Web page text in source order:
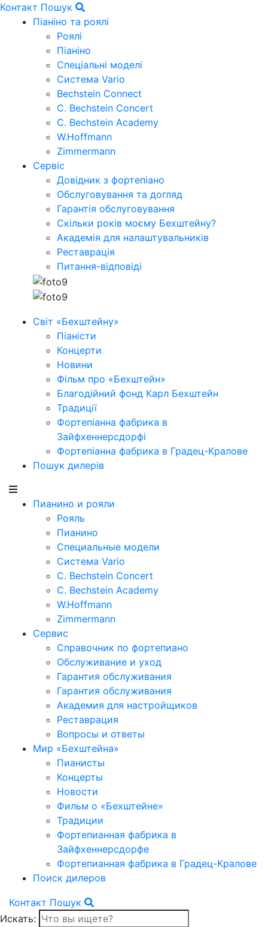
Контакт Пошук
Піаніно та роялі
Роялі
Піаніно
Спеціальні моделі
Система Vario
Bechstein Connect
C. Bechstein Concert
C. Bechstein Academy
W.Hoffmann
Zimmermann
Сервіс
Довідник з фортепіано
Обслуговування та догляд
Гарантія обслуговування
Скільки років моєму Бехштейну?
Академія для налаштувальників
Реставрація
Питання-відповіді
Світ «Бехштейну»
Піаністи
Концерти
Новини
Фільм про «Бехштейн»
Благодійний фонд Карл Бехштейн
Традиції
Фортепіанна фабрика в
Зайфхеннерсдорфi
Фортепіанна фабрика в Градец-Кралове
Пошук дилерів
Пианино и рояли
Рояль
Пианино
Специальные модели
Система Vario
C. Bechstein Concert
C. Bechstein Academy
W.Hoffmann
Zimmermann
Сервис
Справочник по фортепиано
Обслуживание и уход
Гарантия обслуживания
Гарантия обслуживания
Академия для настройщиков
Реставрация
Вопросы и ответы
Мир «Бехштейна»
Пианисты
Концерты
Новости
Фильм о «Бехштейне»
Традиции
Фортепианная фабрика в
Зайфхеннерсдорфе
Фортепианная фабрика в Градец-Кралове
Поиск дилеров
Контакт Пошук
Искать: